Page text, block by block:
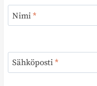
Nimi*
Sähköposti*